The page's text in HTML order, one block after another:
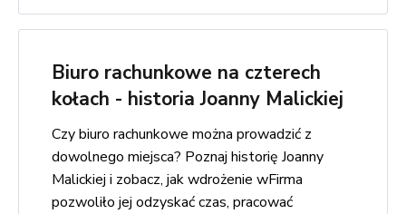
Biuro rachunkowe na czterech
kołach - historia Joanny Malickiej
Czy biuro rachunkowe można prowadzić z
dowolnego miejsca? Poznaj historię Joanny
Malickiej i zobacz, jak wdrożenie wFirma
pozwoliło jej odzyskać czas, pracować